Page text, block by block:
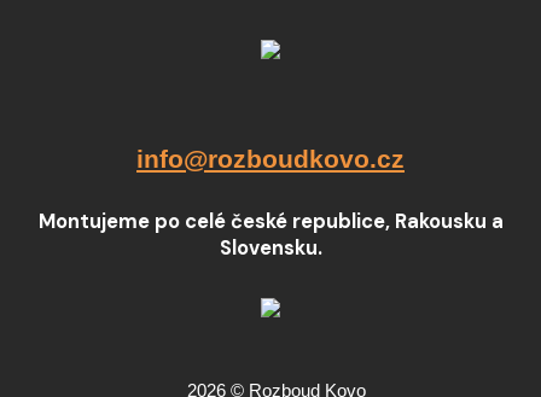
info@rozboudkovo.cz
Montujeme po celé české republice, Rakousku a
Slovensku.
2026 © Rozboud Kovo